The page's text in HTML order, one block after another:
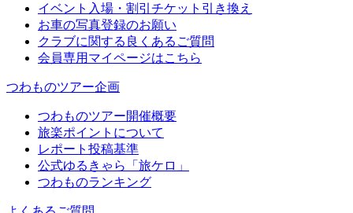
イベント入場・割引チケット引き換え
お車の写真登録のお願い
クラブに関する良くあるご質問
会員専用マイページはこちら
つわものツアー企画
つわものツアー開催概要
旅楽ポイントについて
レポート投稿基準
公式ゆるきゃら「旅ケロ」
つわものランキング